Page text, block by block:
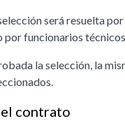
será resuelta
por funcionarios
la selección, la
contrato